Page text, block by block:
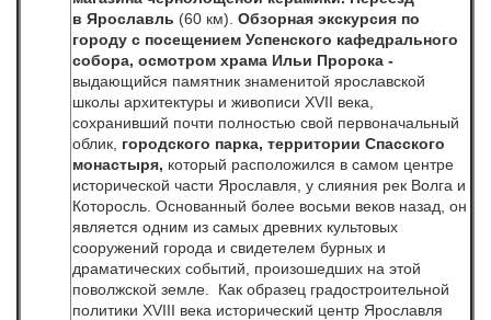
в Ярославль (60 км). Обзорная экскурсия по
городу с посещением Успенского кафедрального
собора, осмотром храма Ильи Пророка -
выдающийся памятник знаменитой ярославской
школы архитектуры и живописи XVII века,
сохранивший почти полностью свой первоначальный
облик, городского парка, территории Спасского
монастыря, который расположился в самом центре
исторической части Ярославля, у слияния рек Волга и
Которосль. Основанный более восьми веков назад, он
является одним из самых древних культовых
сооружений города и свидетелем бурных и
драматических событий, произошедших на этой
поволжской земле. Как образец градостроительной
политики XVIII века исторический центр Ярославля